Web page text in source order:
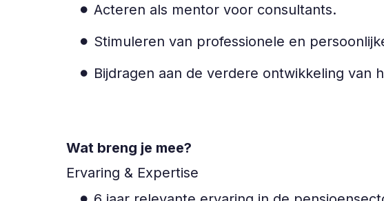
Acteren als mentor voor consultants.
Stimuleren van professionele en
Bijdragen aan de verdere ontwikkeling van
Wat breng je mee?
Ervaring & Expertise